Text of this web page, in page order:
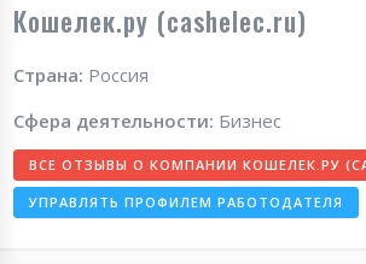
Кошелек.ру (cashelec.ru)
Страна: Россия
Сфера деятельности: Бизнес
ВСЕ ОТЗЫВЫ О КОМПАНИИ КОШЕЛЕК.РУ
УПРАВЛЯТЬ ПРОФИЛЕМ РАБОТОДАТЕЛЯ